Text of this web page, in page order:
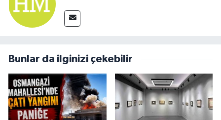
Bunlar da ilginizi çekebilir